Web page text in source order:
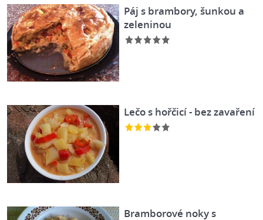
Páj s brambory, šunkou a
zeleninou
Lečo s hořčicí - bez zavaření
Bramborové noky s